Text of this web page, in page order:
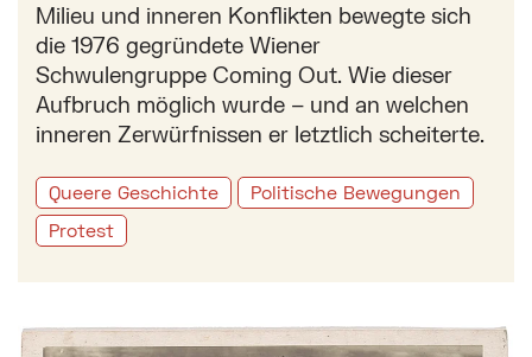
Milieu und inneren Konflikten bewegte sich
die 1976 gegründete Wiener
Schwulengruppe Coming Out. Wie dieser
Aufbruch möglich wurde – und an welchen
inneren Zerwürfnissen er letztlich scheiterte.
Queere Geschichte
Politische Bewegungen
Protest